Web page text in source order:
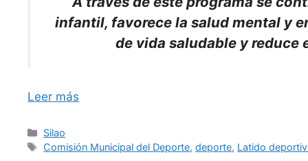
infantil, favorece la salud mental y
de vida saludable y reduce
Leer más
Categorías
Silao
Etiquetas
Comisión Municipal del Deporte,deporte, Latido